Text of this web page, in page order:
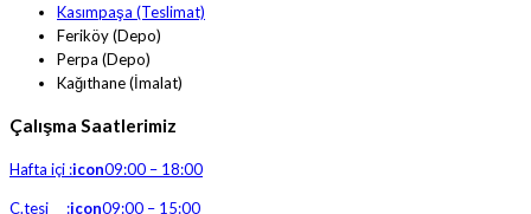
Kasımpaşa (Teslimat)
Feriköy (Depo)
Perpa (Depo)
Kağıthane (İmalat)
Çalışma Saatlerimiz
Hafta içi :icon09:00 – 18:00
C.tesi :icon09:00 – 15:00